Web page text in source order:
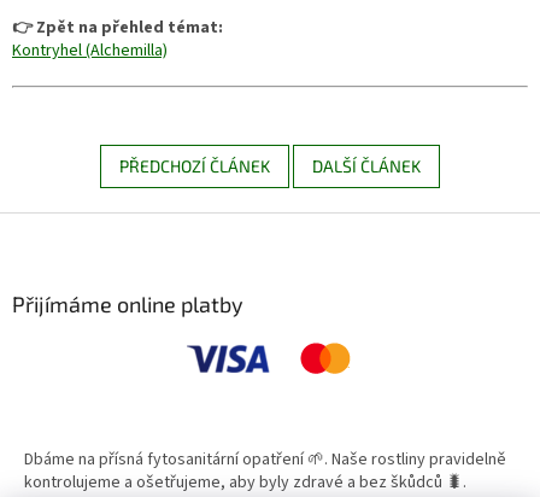
👉 Zpět na přehled témat:
Kontryhel (Alchemilla)
PŘEDCHOZÍ ČLÁNEK DALŠÍ ČLÁNEK
Přijímáme online platby
Dbáme na přísná fytosanitární opatření 🌱. Naše rostliny pravidelně
kontrolujeme a ošetřujeme, aby byly zdravé a bez škůdců 🐛.